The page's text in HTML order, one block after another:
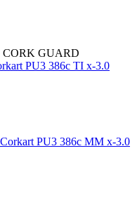
CORK GUARD
PU3 386c TI x-3.0